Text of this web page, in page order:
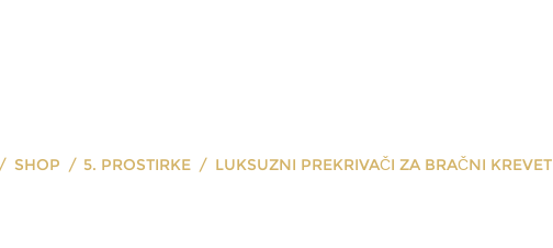
SHOP 5. PROSTIRKE LUKSUZNI PREKRIVAČI ZA BRAČNI KREVET